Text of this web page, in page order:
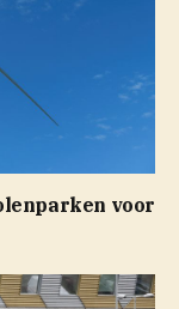
voor